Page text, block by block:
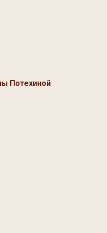
Потехиной